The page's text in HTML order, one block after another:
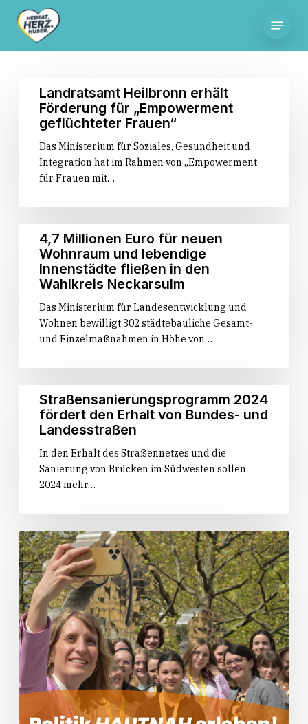
content
Landratsamt
Heilbronn
erhält
Förderung
„Empowerment
geflüchteter
Landratsamt Heilbronn erhält
Förderung für „Empowerment
geflüchteter Frauen“
Das Ministerium für Soziales, Gesundheit und
Integration hat im Rahmen von „Empowerment
für Frauen mit…
Millionen
Euro
Wohnraum
lebendige
Wahlkreis
Neckarsulm
4,7 Millionen Euro für neuen
Wohnraum und lebendige
Innenstädte fließen in den
Wahlkreis Neckarsulm
Das Ministerium für Landesentwicklung und
Wohnen bewilligt 302 städtebauliche Gesamt-
und Einzelmaßnahmen in Höhe von…
Straßensanierungsprogramm
fördert
Erhalt
Bundes-
Straßensanierungsprogramm 2024
fördert den Erhalt von Bundes- und
Landesstraßen
In den Erhalt des Straßennetzes und die
Sanierung von Brücken im Südwesten sollen
2024 mehr…
Girls‘
Day
2024:
Hinter
den
Kulissen
der
CDU-
Landtagsfraktion